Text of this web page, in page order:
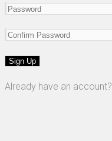
Already have an account?